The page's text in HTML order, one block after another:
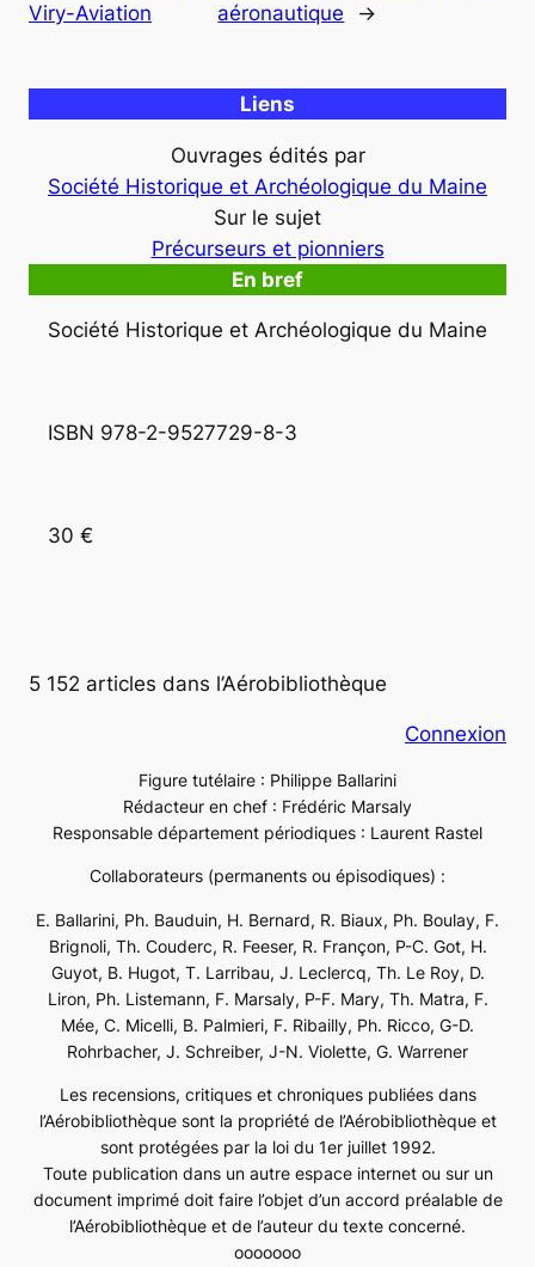
Viry-Aviation
aéronautique
→
Liens
Ouvrages édités par
Société Historique et Archéologique du Maine
Sur le sujet
Précurseurs et pionniers
En bref
Société Historique et Archéologique du Maine
ISBN 978-2-9527729-8-3
30 €
5 152 articles dans l’Aérobibliothèque
Connexion
Figure tutélaire : Philippe Ballarini
Rédacteur en chef : Frédéric Marsaly
Responsable département périodiques : Laurent Rastel
Collaborateurs (permanents ou épisodiques) :
E. Ballarini, Ph. Bauduin, H. Bernard, R. Biaux, Ph. Boulay, F.
Brignoli, Th. Couderc, R. Feeser, R. Françon, P-C. Got, H.
Guyot, B. Hugot, T. Larribau, J. Leclercq, Th. Le Roy, D.
Liron, Ph. Listemann, F. Marsaly, P-F. Mary, Th. Matra, F.
Mée, C. Micelli, B. Palmieri, F. Ribailly, Ph. Ricco, G-D.
Rohrbacher, J. Schreiber, J-N. Violette, G. Warrener
Les recensions, critiques et chroniques publiées dans
l’Aérobibliothèque sont la propriété de l’Aérobibliothèque et
sont protégées par la loi du 1er juillet 1992.
Toute publication dans un autre espace internet ou sur un
document imprimé doit faire l’objet d’un accord préalable de
l’Aérobibliothèque et de l’auteur du texte concerné.
ooooooo